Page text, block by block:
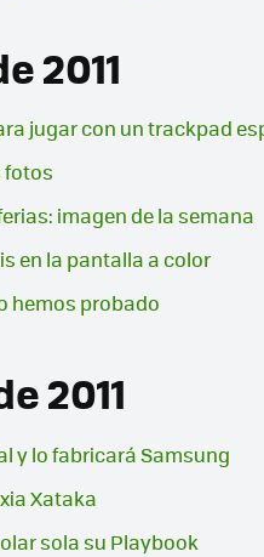
2011
jugar con un trackpad
fotos
imagen de la semana
en la pantalla a color
hemos probado
2011
y lo fabricará Samsung
Xataka
sola su Playbook